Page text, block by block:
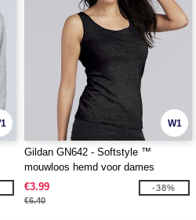
W1
Gildan GN642 - Softstyle ™
mouwloos hemd voor dames
€3.99
€6.40
-38%